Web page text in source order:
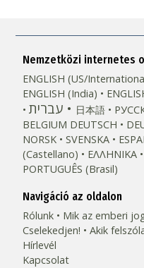
Nemzetközi internetes
ENGLISH (US/
ENGLISH (India)
עברית 日本語
BELGIUM DEUTSCH
NORSK
SVENSKA
(Castellano)
ΕΛΛΗΝΙΚA
PORTUGUÊS (Brasil)‎
Navigáció az oldalon
Rólunk
Mik az emberi
Cselekedjen!
Akik
Hírlevél
Kapcsolat